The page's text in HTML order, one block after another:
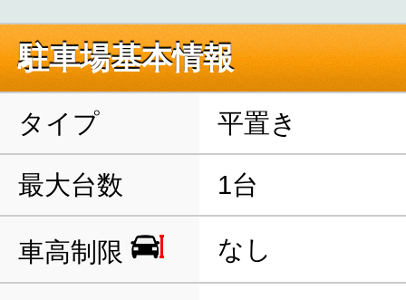
駐車場基本情報
タイプ 平置き
最大台数 1台
車高制限 なし